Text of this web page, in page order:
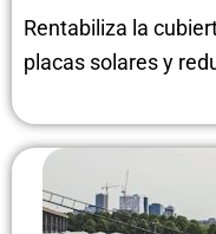
Rentabiliza la
placas solares y